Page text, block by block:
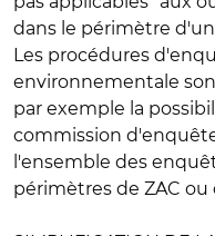
dans le périmètre
Les procédures
environnementale
par exemple la
commission
l'ensemble des
périmètres de ZAC ou